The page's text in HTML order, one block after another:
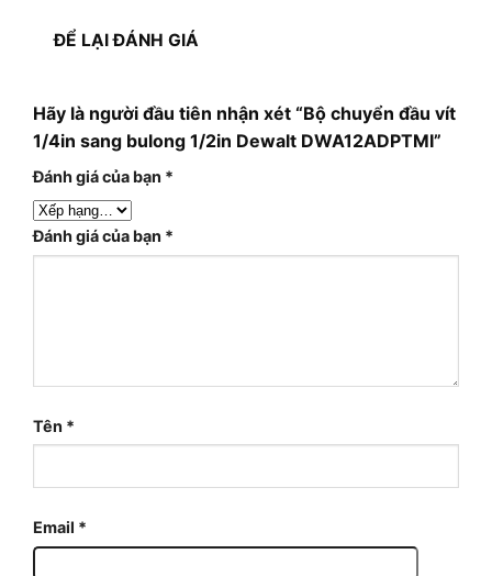
ĐỂ LẠI ĐÁNH GIÁ
Hãy là người đầu tiên nhận xét “Bộ chuyển đầu vít
1/4in sang bulong 1/2in Dewalt DWA12ADPTMI”
Đánh giá của bạn *
Đánh giá của bạn *
Tên *
Email *